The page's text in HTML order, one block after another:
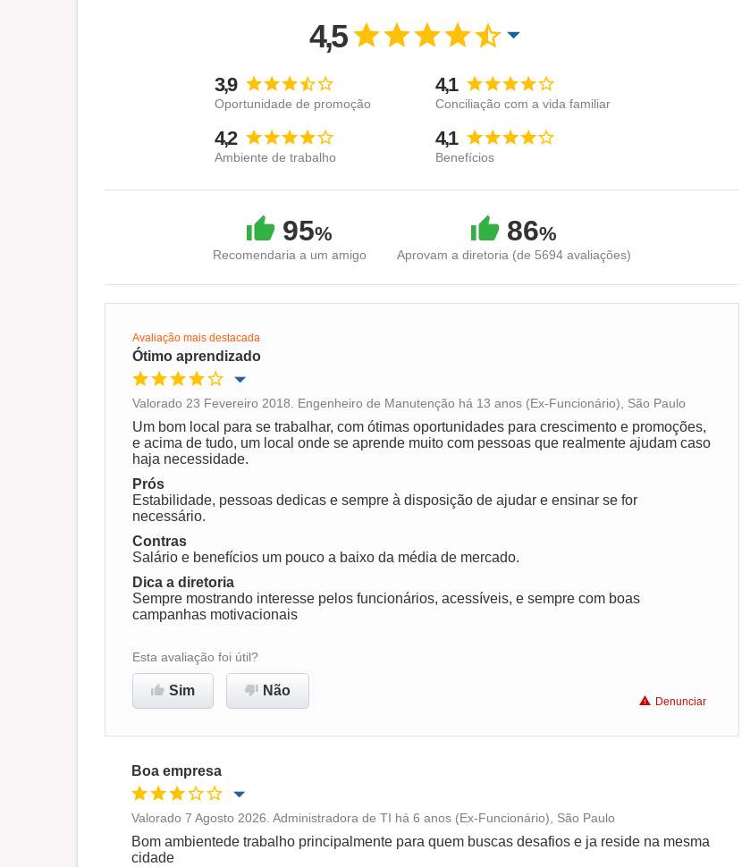
4,5
3,9
Oportunidade de promoção
4,1
Conciliação com a vida familiar
4,2
Ambiente de trabalho
4,1
Benefícios
95%
Recomendaria a um amigo
86%
Aprovam a diretoria (de 5694 avaliações)
Avaliação mais destacada
Ótimo aprendizado
Oportunidade de promoção
Ambiente de trabalho
Conciliação com a vida familiar
Recomenda esta empresa
Valorado 23 Fevereiro 2018. Engenheiro de Manutenção há 13 anos (Ex-Funcionário), São Paulo
Um bom local para se trabalhar, com ótimas oportunidades para crescimento e promoções,
e acima de tudo, um local onde se aprende muito com pessoas que realmente ajudam caso
haja necessidade.
Prós
Estabilidade, pessoas dedicas e sempre à disposição de ajudar e ensinar se for
necessário.
Contras
Salário e benefícios um pouco a baixo da média de mercado.
Dica a diretoria
Sempre mostrando interesse pelos funcionários, acessíveis, e sempre com boas
campanhas motivacionais
Esta avaliação foi útil?
Sim Não
Denunciar
Boa empresa
Oportunidade de promoção Conciliação com a vida familiar
Valorado 7 Agosto 2026. Administradora de TI há 6 anos (Ex-Funcionário), São Paulo
Bom ambientede trabalho principalmente para quem buscas desafios e ja reside na mesma
cidade